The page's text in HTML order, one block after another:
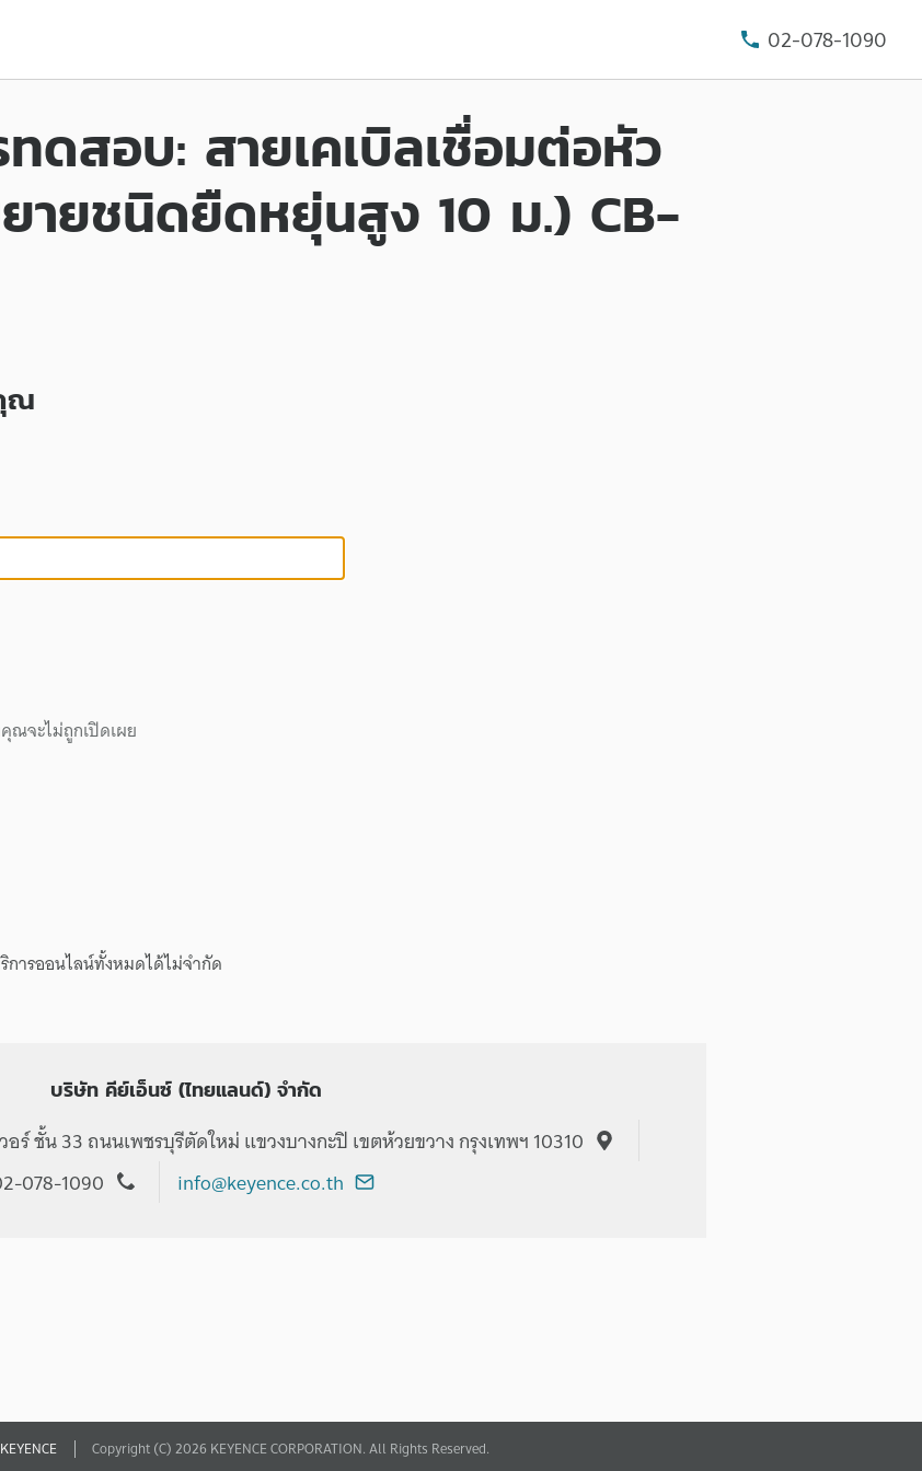
02-078-1090
ดสอบ: สายเคเบิลเชื่อมต่อหัว
ายชนิดยืดหยุ่นสูง 10 ม.) CB-
ณ
ณจะไม่ถูกเปิดเผย
การออนไลน์ทั้งหมดได้ไม่จำกัด
บริษัท คีย์เอ็นซ์ (ไทยแลนด์) จำกัด
ร์ ชั้น 33 ถนนเพชรบุรีตัดใหม่ แขวงบางกะปิ เขตห้วยขวาง กรุงเทพฯ 10310
078-1090
info@keyence.co.th
KEYENCE Copyright (C) 2026 KEYENCE CORPORATION. All Rights Reserved.